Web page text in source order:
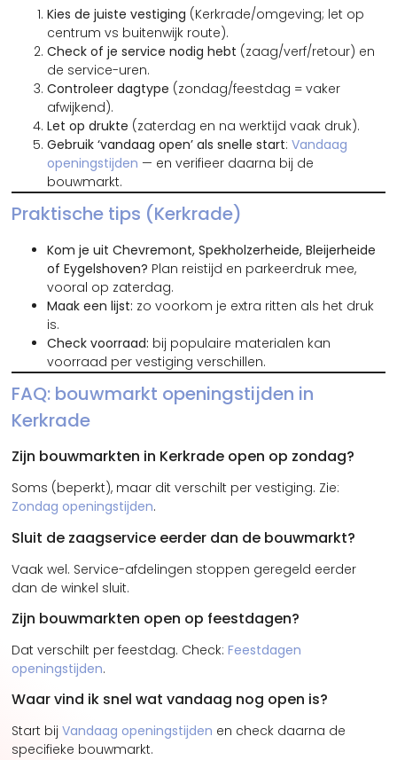
Kies de juiste vestiging (Kerkrade/omgeving; let op
centrum vs buitenwijk route).
Check of je service nodig hebt (zaag/verf/retour) en
de service-uren.
Controleer dagtype (zondag/feestdag = vaker
afwijkend).
Let op drukte (zaterdag en na werktijd vaak druk).
Gebruik ‘vandaag open’ als snelle start:Vandaag
openingstijden — en verifieer daarna bij de
bouwmarkt.
Praktische tips (Kerkrade)
Kom je uit Chevremont, Spekholzerheide, Bleijerheide
of Eygelshoven? Plan reistijd en parkeerdruk mee,
vooral op zaterdag.
Maak een lijst: zo voorkom je extra ritten als het druk
is.
Check voorraad: bij populaire materialen kan
voorraad per vestiging verschillen.
FAQ: bouwmarkt openingstijden in
Kerkrade
Zijn bouwmarkten in Kerkrade open op zondag?
Soms (beperkt), maar dit verschilt per vestiging. Zie:
Zondag openingstijden.
Sluit de zaagservice eerder dan de bouwmarkt?
Vaak wel. Service-afdelingen stoppen geregeld eerder
dan de winkel sluit.
Zijn bouwmarkten open op feestdagen?
Dat verschilt per feestdag. Check:Feestdagen
openingstijden.
Waar vind ik snel wat vandaag nog open is?
Start bijVandaag openingstijden en check daarna de
specifieke bouwmarkt.